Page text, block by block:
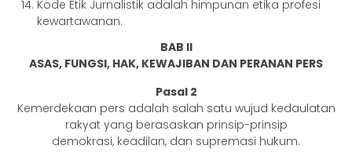
Kode Etik Jurnalistik adalah himpunan etika profesi
kewartawanan.
BAB II
ASAS, FUNGSI, HAK, KEWAJIBAN DAN PERANAN PERS
Pasal 2
Kemerdekaan pers adalah salah satu wujud kedaulatan
rakyat yang berasaskan prinsip-prinsip
demokrasi, keadilan, dan supremasi hukum.